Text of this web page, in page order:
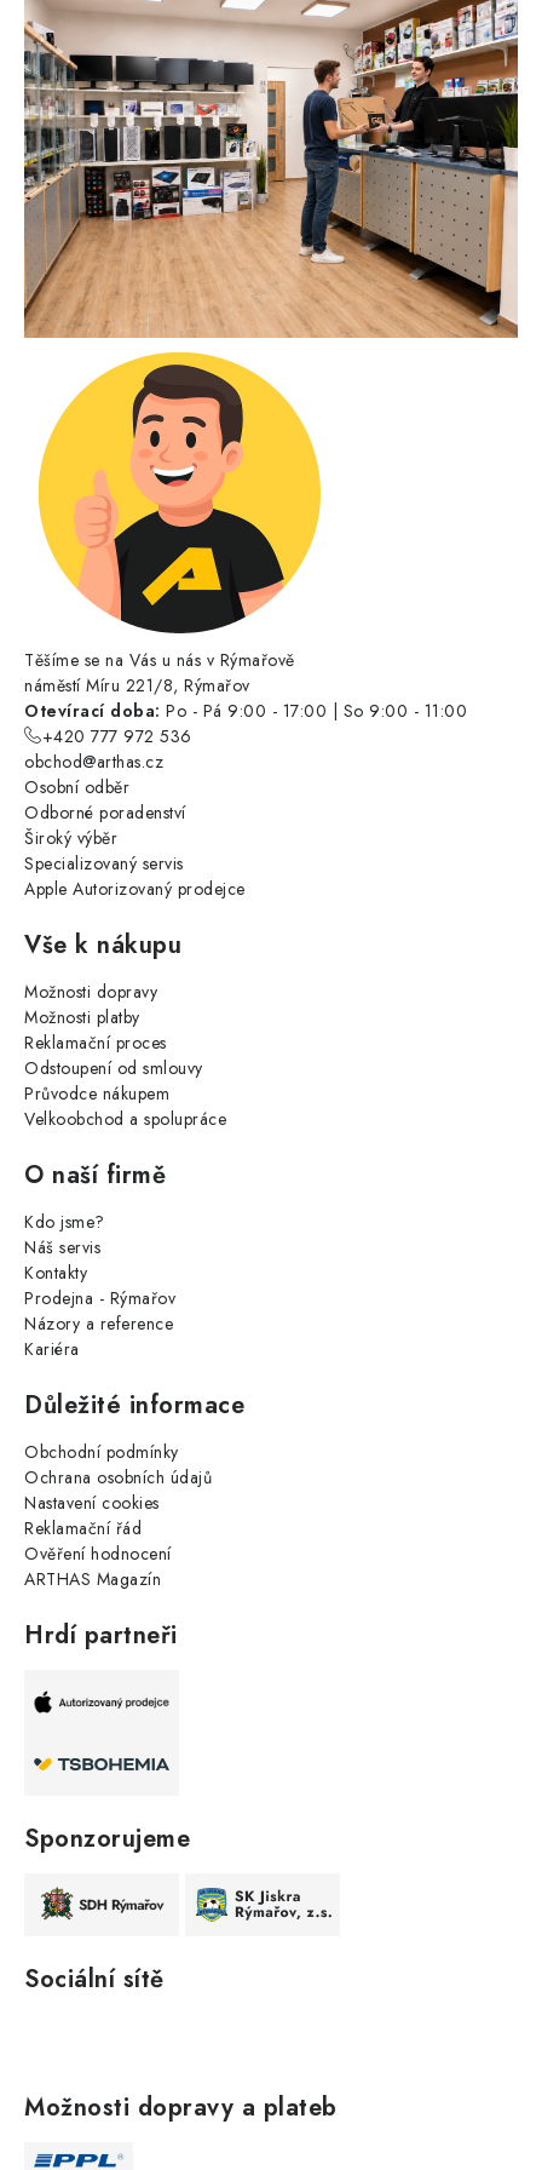
Těšíme se na Vás u nás v Rýmařově
náměstí Míru 221/8, Rýmařov
Otevírací doba: Po - Pá 9:00 - 17:00 | So 9:00 - 11:00
+420 777 972 536
obchod@arthas.cz
Osobní odběr
Odborné poradenství
Široký výběr
Specializovaný servis
Apple Autorizovaný prodejce
Vše k nákupu
Možnosti dopravy
Možnosti platby
Reklamační proces
Odstoupení od smlouvy
Průvodce nákupem
Velkoobchod a spolupráce
O naší firmě
Kdo jsme?
Náš servis
Kontakty
Prodejna - Rýmařov
Názory a reference
Kariéra
Důležité informace
Obchodní podmínky
Ochrana osobních údajů
Nastavení cookies
Reklamační řád
Ověření hodnocení
ARTHAS Magazín
Hrdí partneři
Sponzorujeme
Sociální sítě
Možnosti dopravy a plateb